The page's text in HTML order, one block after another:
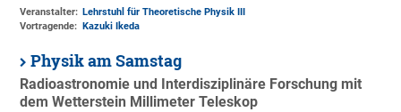
Veranstalter: Lehrstuhl für Theoretische Physik III
Vortragende:
Kazuki Ikeda
Physik am Samstag
Radioastronomie und Interdisziplinäre Forschung mit
dem Wetterstein Millimeter Teleskop